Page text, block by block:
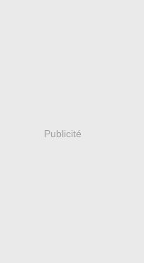
Publicité